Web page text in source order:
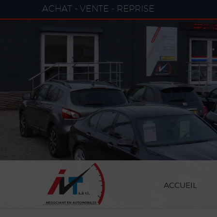
ACHAT - VENTE - REPRISE
ACCUEIL
Paramètres avancés des cookies